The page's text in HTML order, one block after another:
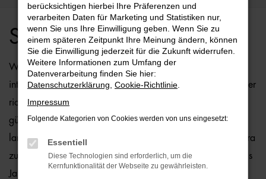
Seat Alhambra Angebote
Wenn Sie sich für ein Fahrzeug vom Typ Seat Alhambra
interessieren, sind Sie bei der Ostermaier Auto-Familie an der
richtigen Adresse. Bei uns können Sie Ihren Seat Alhambra
günstig kaufen und profitieren zudem von unserer
langjährigen Erfahrung. Wir bieten Ihnen den Seat Alhambra
zu Top-Preisen – und das sowohl als Neuwagen als auch als
Jahreswagen, Tageszulassung und Gebrauchtwagen. Auf
berücksichtigen hierbei Ihre Präferenzen und
verarbeiten Daten für Marketing und Statistiken nur,
wenn Sie uns Ihre Einwilligung geben. Wenn Sie zu
einem späteren Zeitpunkt Ihre Meinung ändern, können
Sie die Einwilligung jederzeit für die Zukunft widerrufen.
Weitere Informationen zum Umfang der
Datenverarbeitung finden Sie hier:
Datenschutzerklärung Cookie-Richtlinie
Impressum
Folgende Kategorien von Cookies werden von uns eingesetzt:
Essentiell
Diese Technologien sind erforderlich, um die
Kernfunktionalität der Webseite zu gewährleisten.